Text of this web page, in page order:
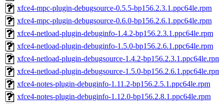
xfce4-mpc-plugin-debugsource-0.5.5-bp156.2.3.1.ppc64le.rpm
xfce4-mpc-plugin-debugsource-0.6.0-bp156.2.6.1.ppc64le.rpm
xfce4-netload-plugin-debuginfo-1.4.2-bp156.2.3.1.ppc64le.rpm
xfce4-netload-plugin-debuginfo-1.5.0-bp156.2.6.1.ppc64le.rpm
xfce4-netload-plugin-debugsource-1.4.2-
xfce4-netload-plugin-debugsource-1.5.0-
xfce4-notes-plugin-debuginfo-1.11.2-bp156.2.5.1.ppc64le.rpm
xfce4-notes-plugin-debuginfo-1.12.0-bp156.2.8.1.ppc64le.rpm